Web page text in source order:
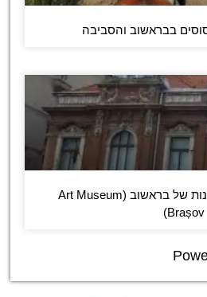
בבראשוב והסביבה
מוזיאון העיצוב והאומנות של בראשוב (Art Museum
Brașov)